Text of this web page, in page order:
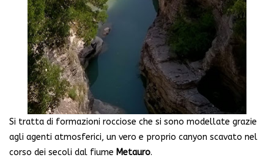
Si tratta di formazioni rocciose che si sono modellate grazie
agli agenti atmosferici, un vero e proprio canyon scavato nel
corso dei secoli dal fiume Metauro.